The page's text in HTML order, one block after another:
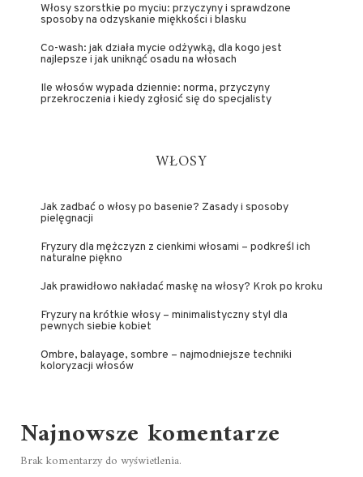
Włosy szorstkie po myciu: przyczyny i sprawdzone
sposoby na odzyskanie miękkości i blasku
Co-wash: jak działa mycie odżywką, dla kogo jest
najlepsze i jak uniknąć osadu na włosach
Ile włosów wypada dziennie: norma, przyczyny
przekroczenia i kiedy zgłosić się do specjalisty
WŁOSY
Jak zadbać o włosy po basenie? Zasady i sposoby
pielęgnacji
Fryzury dla mężczyzn z cienkimi włosami – podkreśl ich
naturalne piękno
Jak prawidłowo nakładać maskę na włosy? Krok po kroku
Fryzury na krótkie włosy – minimalistyczny styl dla
pewnych siebie kobiet
Ombre, balayage, sombre – najmodniejsze techniki
koloryzacji włosów
Najnowsze komentarze
Brak komentarzy do wyświetlenia.